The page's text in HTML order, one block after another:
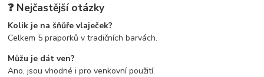
❓ Nejčastější otázky
Kolik je na šňůře vlaječek?
Celkem 5 praporků v tradičních barvách.
Můžu je dát ven?
Ano, jsou vhodné i pro venkovní použití.